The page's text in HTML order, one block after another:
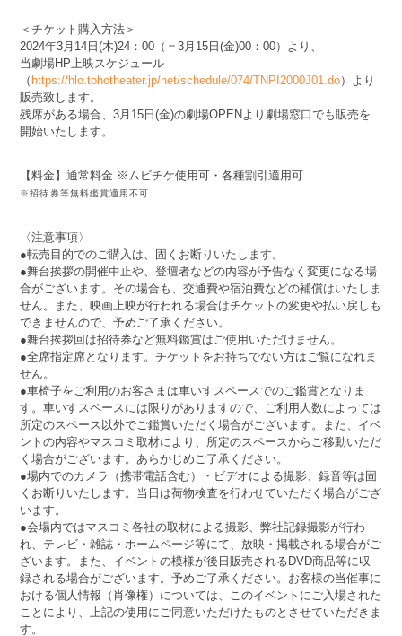
＜チケット購入方法＞
2024年3月14日(木)24：00（＝3月15日(金)00：00）より、
当劇場HP上映スケジュール
（ https://hlo.tohotheater.jp/net/schedule/074/TNPI2000J01.do）より
販売致します。
残席がある場合、3月15日(金)の劇場OPENより劇場窓口でも販売を
開始いたします。
【料金】通常料金 ※ムビチケ使用可・各種割引適用可
※招待券等無料鑑賞適用不可
〈注意事項〉
●転売目的でのご購入は、固くお断りいたします。
●舞台挨拶の開催中止や、登壇者などの内容が予告なく変更になる場
合がございます。その場合も、交通費や宿泊費などの補償はいたしま
せん。また、映画上映が行われる場合はチケットの変更や払い戻しも
できませんので、予めご了承ください。
●舞台挨拶回は招待券など無料鑑賞はご使用いただけません。
●全席指定席となります。チケットをお持ちでない方はご覧になれま
せん。
●車椅子をご利用のお客さまは車いすスペースでのご鑑賞となりま
す。車いすスペースには限りがありますので、ご利用人数によっては
所定のスペース以外でご鑑賞いただく場合がございます。また、イベ
ントの内容やマスコミ取材により、所定のスペースからご移動いただ
く場合がございます。あらかじめご了承ください。
●場内でのカメラ（携帯電話含む）・ビデオによる撮影、録音等は固
くお断りいたします。当日は荷物検査を行わせていただく場合がござ
います。
●会場内ではマスコミ各社の取材による撮影、弊社記録撮影が行わ
れ、テレビ・雑誌・ホームページ等にて、放映・掲載される場合がご
ざいます。また、イベントの模様が後日販売されるDVD商品等に収
録される場合がございます。予めご了承ください。お客様の当催事に
おける個人情報（肖像権）については、このイベントにご入場された
ことにより、上記の使用にご同意いただけたものとさせていただきま
す。